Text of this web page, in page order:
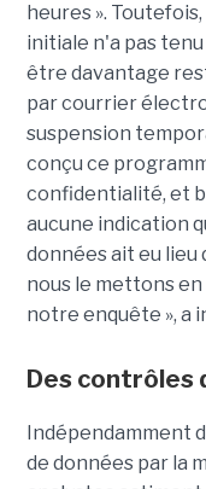
heures ».
initiale n'a pas tenu
être davantage
par courrier
suspension
conçu ce
confidentialité, et
aucune indication
données ait eu lieu
nous le mettons
notre enquête », a
Des contrôles
Indépendamment
de données par la